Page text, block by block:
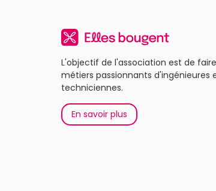
L'objectif de l'association est de
métiers passionnants d'ingénieures
techniciennes.
En savoir plus